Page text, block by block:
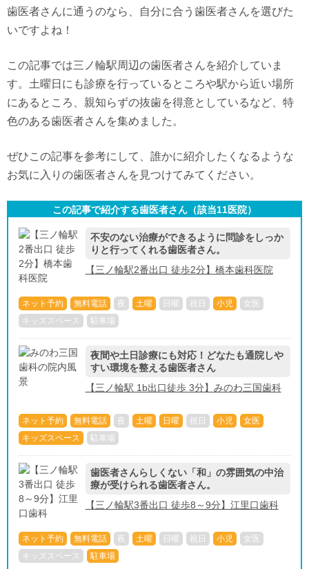
歯医者さんに通うのなら、自分に合う歯医者さんを選びた
いですよね！
この記事では三ノ輪駅周辺の歯医者さんを紹介していま
す。土曜日にも診療を行っているところや駅から近い場所
にあるところ、親知らずの抜歯を得意としているなど、特
色のある歯医者さんを集めました。
ぜひこの記事を参考にして、誰かに紹介したくなるような
お気に入りの歯医者さんを見つけてみてください。
この記事で紹介する歯医者さん（該当11医院）
不安のない治療ができるように問診をしっか
りと行ってくれる歯医者さん。
【三ノ輪駅2番出口 徒歩2分】橋本歯科医院
ネット予約 無料電話 夜 土曜 日曜 祝日 小児
女医
キッズスペース
駐車場
夜間や土日診療にも対応！どなたも通院しや
すい環境を整える歯医者さん
【三ノ輪駅 1b出口徒歩 3分】みのわ三国歯科
ネット予約 無料電話 夜 土曜 日曜 祝日 小児
女医
キッズスペース
駐車場
歯医者さんらしくない「和」の雰囲気の中治
療が受けられる歯医者さん。
【三ノ輪駅3番出口 徒歩8～9分】江里口歯科
ネット予約 無料電話 夜 土曜 日曜 祝日 小児
女医
キッズスペース
駐車場